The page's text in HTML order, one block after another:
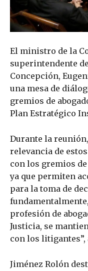
El ministro de la
superintendente
Concepción,
una mesa de
gremios de
Plan Estratégico
Durante la
relevancia de
con los gremios
ya que permiten
para la toma de
profesión de
Justicia, se
con los
Jiménez Rolón